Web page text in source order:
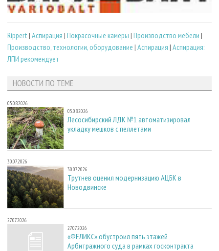
Rippert | Аспирация | Покрасочные камеры | Производство мебели |
Производство, технологии, оборудование | Аспирация | Аспирация:
ЛПИ рекомендует
НОВОСТИ ПО ТЕМЕ
05.08.2026
05.08.2026
Лесосибирский ЛДК №1 автоматизировал
укладку мешков с пеллетами
30.07.2026
30.07.2026
Трутнев оценил модернизацию АЦБК в
Новодвинске
27.07.2026
27.07.2026
«ФЕЛИКС» обустроил пять этажей
Арбитражного суда в рамках госконтракта